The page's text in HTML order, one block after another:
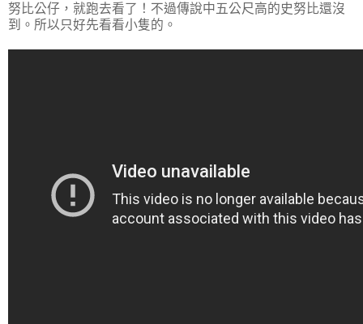
努比公仔，就跑去看了！不過傳說中五公尺高的史努比還沒
到。所以只好先看看小隻的。